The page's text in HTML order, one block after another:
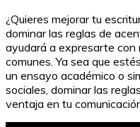
¿Quieres mejorar tu
dominar las reglas de
ayudará a expresarte con
comunes. Ya sea que
un ensayo académico o
sociales, dominar las
ventaja en tu